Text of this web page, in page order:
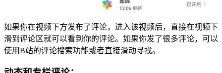
如果你在视频下方发布了评论，进入该视频后，直接在视频下
滑到评论区就可以看到你的评论。如果你发了很多评论，可以
使用B站的评论搜索功能或者直接滑动寻找。